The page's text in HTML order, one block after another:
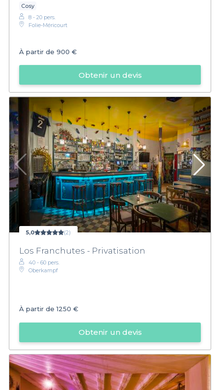
Cosy
8 - 20 pers.
Folie-Méricourt
À partir de 900 €
Obtenir un devis
5,0 (2)
Los Franchutes - Privatisation
40 - 60 pers.
Oberkampf
À partir de1250 €
Obtenir un devis